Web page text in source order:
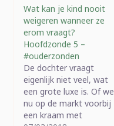
wees me erop dat ik af
en toe kleren aandoe
waarvan hij "Raaawr"
(zijn woorden) denkt
en…
Wat kan je kind nooit
weigeren wanneer ze
erom vraagt?
Hoofdzonde 5 –
#ouderzonden
De dochter vraagt
eigenlijk niet veel, wat
een grote luxe is. Of we
nu op de markt voorbij
een kraam met